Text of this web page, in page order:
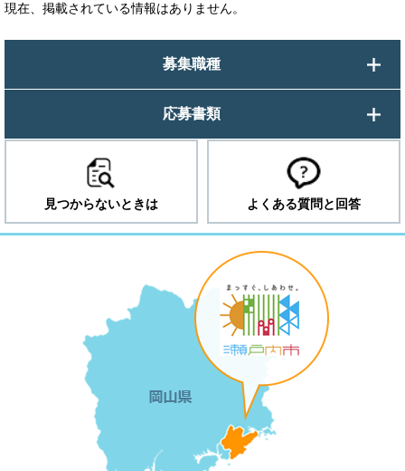
現在、掲載されている情報はありません。
募集職種
応募書類
見つからないときは よくある質問と回答